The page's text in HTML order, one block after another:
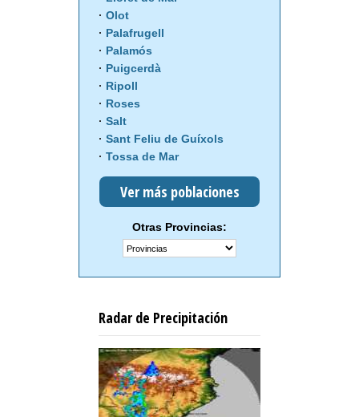
Olot
Palafrugell
Palamós
Puigcerdà
Ripoll
Roses
Salt
Sant Feliu de Guíxols
Tossa de Mar
Ver más poblaciones
Otras Provincias:
Radar de Precipitación